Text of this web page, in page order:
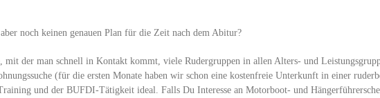
noch keinen genauen Plan für die Zeit nach dem Abitur?
mit der man schnell in Kontakt kommt, viele Rudergruppen in allen Alters- und
(für die ersten Monate haben wir schon eine kostenfreie Unterkunft in einer
und der BUFDI-Tätigkeit ideal. Falls Du Interesse an Motorboot- und